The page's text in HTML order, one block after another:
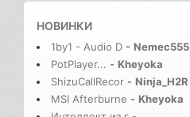
НОВИНКИ
1by1 - Audio D - Nemec555
PotPlayer... - Kheyoka
ShizuCallRecor - Ninja_H2R
MSI Afterburne - Kheyoka